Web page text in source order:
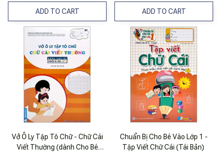
ADD TO CART ADD TO CART
Vở Ô Ly Tập Tô Chữ - Chữ Cái
Viết Thường (dành Cho Bé
Chuẩn Bị Cho Bé Vào Lớp 1 -
Tập Viết Chữ Cái (Tái Bản)